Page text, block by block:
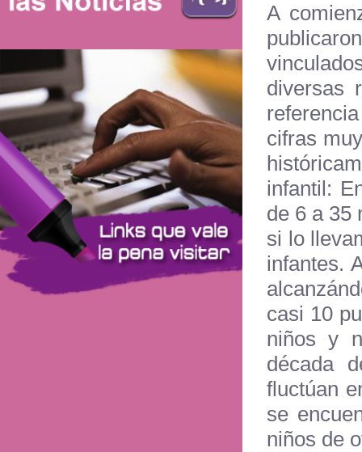
A
diversas
cifras
infantil:
de 6 a 35
si lo
infantes.
casi 10
niños y
década
fluctúan
se
niños de